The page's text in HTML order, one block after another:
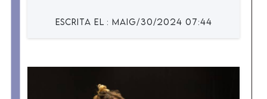
ESCRiTA EL : maig/30/2024 07:44